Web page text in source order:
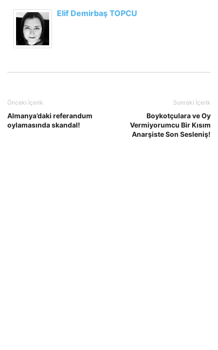
Elif Demirbaş TOPCU
Önceki İçerik
Almanya’daki referandum
oylamasında skandal!
Sonraki İçerik
Boykotçulara ve Oy
Vermiyorumcu Bir Kısım
Anarşiste Son Sesleniş!